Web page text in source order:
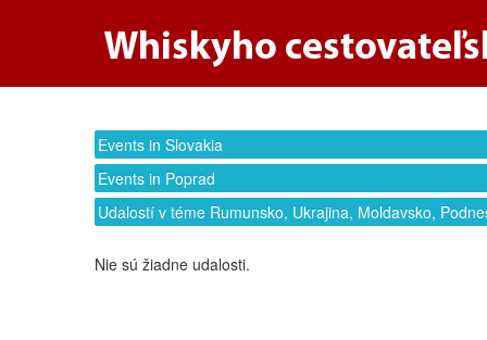
Events in Slovakia
Events in Poprad
Udalostí v téme Rumunsko, Ukrajina, Moldavsko,
Nie sú žiadne udalosti.